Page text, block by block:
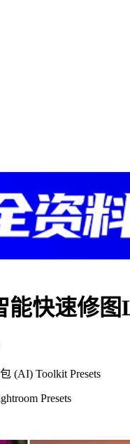
能快速修
(AI) Toolkit Presets
Presets